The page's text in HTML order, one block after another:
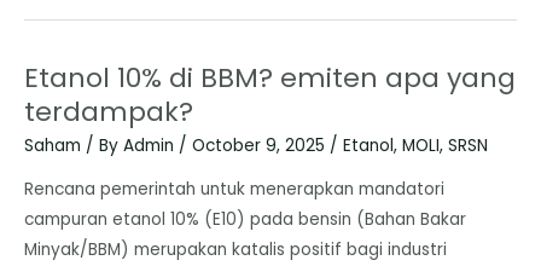
Etanol 10% di BBM? emiten apa yang
terdampak?
Saham / By Admin / October 9, 2025 / Etanol, MOLI, SRSN
Rencana pemerintah untuk menerapkan mandatori
campuran etanol 10% (E10) pada bensin (Bahan Bakar
Minyak/BBM) merupakan katalis positif bagi industri